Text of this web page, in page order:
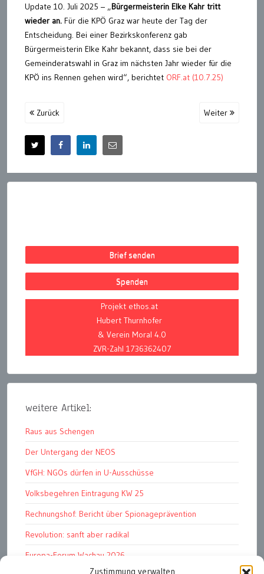
Zustimmung verwalten
Update 10. Juli 2025 – „Bürgermeisterin Elke Kahr tritt
wieder an. Für die KPÖ Graz war heute der Tag der
Entscheidung. Bei einer Bezirkskonferenz gab
Bürgermeisterin Elke Kahr bekannt, dass sie bei der
Gemeinderatswahl in Graz im nächsten Jahr wieder für die
KPÖ ins Rennen gehen wird“, berichtet ORF.at (10.7.25)
Zurück Weiter
Brief senden
Spenden
Projekt ethos.at
Hubert Thurnhofer
& Verein Moral 4.0
ZVR-Zahl 1736362407
weitere Artikel:
Raus aus Schengen
Der Untergang der NEOS
VfGH: NGOs dürfen in U-Ausschüsse
Volksbegehren Eintragung KW 25
Rechnungshof: Bericht über Spionageprävention
Revolution: sanft aber radikal
Europa-Forum Wachau 2026